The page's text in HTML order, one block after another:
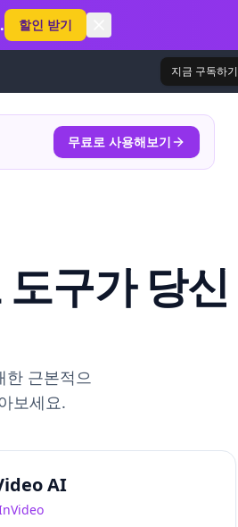
할인 받기
지금 구독하기
무료로 사용해보기
구가 당신
근본적으
보세요.
AI